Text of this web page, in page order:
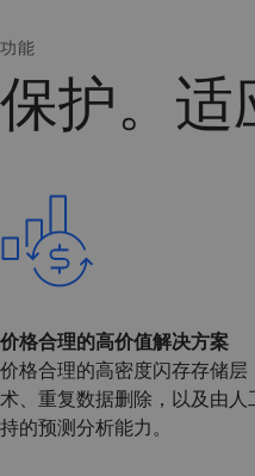
功能
保护。适
价格合理的高价值解决方案
价格合理的高密度闪存存储层
术、重复数据删除，以及由人
持的预测分析能力。